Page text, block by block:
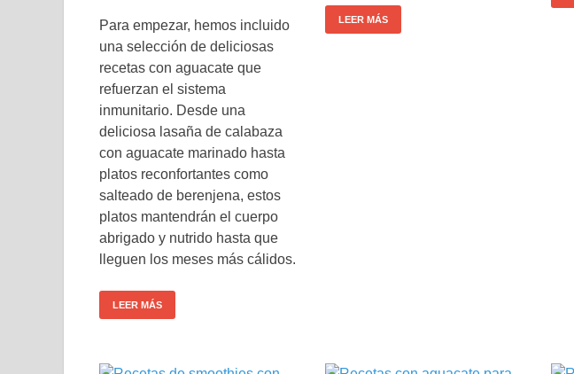
Para empezar, hemos incluido
una selección de deliciosas
recetas con aguacate que
refuerzan el sistema
inmunitario. Desde una
deliciosa lasaña de calabaza
con aguacate marinado hasta
platos reconfortantes como
salteado de berenjena, estos
platos mantendrán el cuerpo
abrigado y nutrido hasta que
lleguen los meses más cálidos.
LEER MÁS
LEER MÁS